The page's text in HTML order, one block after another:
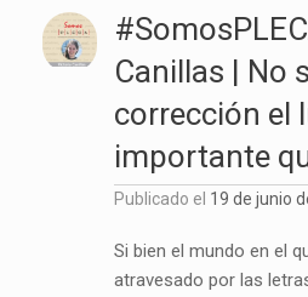
Canillas | No
corrección el
importante
Publicado el 19 de junio
Si bien el mundo en el
atravesado por las